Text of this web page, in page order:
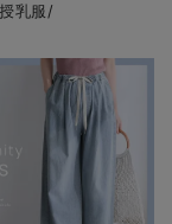
乳服/